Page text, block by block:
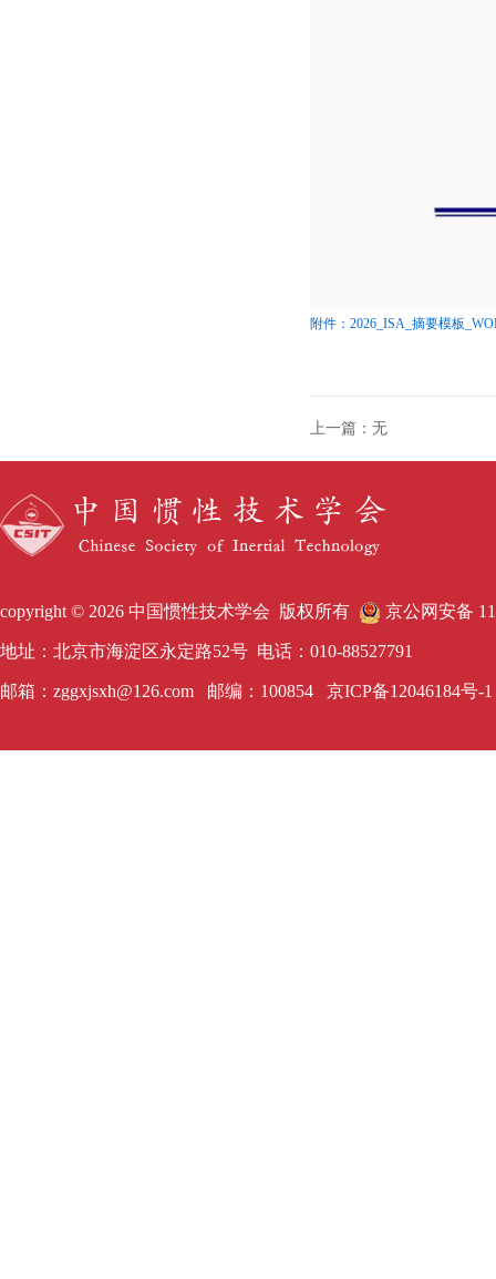
附件：2026_ISA_摘要模板
上一篇：无
copyright © 2026 中国惯性技术学会 版权所有 京公网安备
地址：北京市海淀区永定路52号 电话：010-88527791
邮箱：zggxjsxh@126.com 邮编：100854 京ICP备12046184号-1